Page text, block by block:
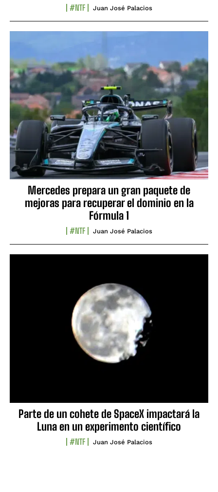
#NTF Juan José Palacios
Mercedes prepara un gran paquete de
mejoras para recuperar el dominio en la
Fórmula 1
#NTF Juan José Palacios
Parte de un cohete de SpaceX impactará la
Luna en un experimento científico
#NTF Juan José Palacios